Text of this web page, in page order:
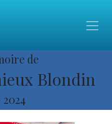
de
Blondin
2024